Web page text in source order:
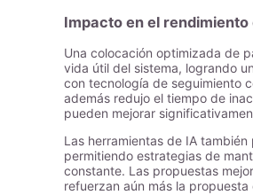
Impacto en el rendimiento
Una colocación optimizada de
vida útil del sistema, logrando
con tecnología de seguimiento
además redujo el tiempo de
pueden mejorar
Las herramientas de IA
permitiendo estrategias de
constante. Las propuestas
refuerzan aún más la